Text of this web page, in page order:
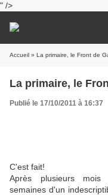
" />
Accueil » La primaire, le Front de
La primaire, le
Publié le 17/10/2011 à 16:37
C'est fait!
Après plusieurs mois
semaines d'un